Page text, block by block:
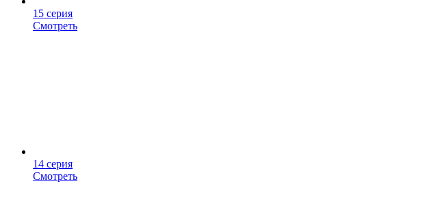
15 серия
Смотреть
14 серия
Смотреть